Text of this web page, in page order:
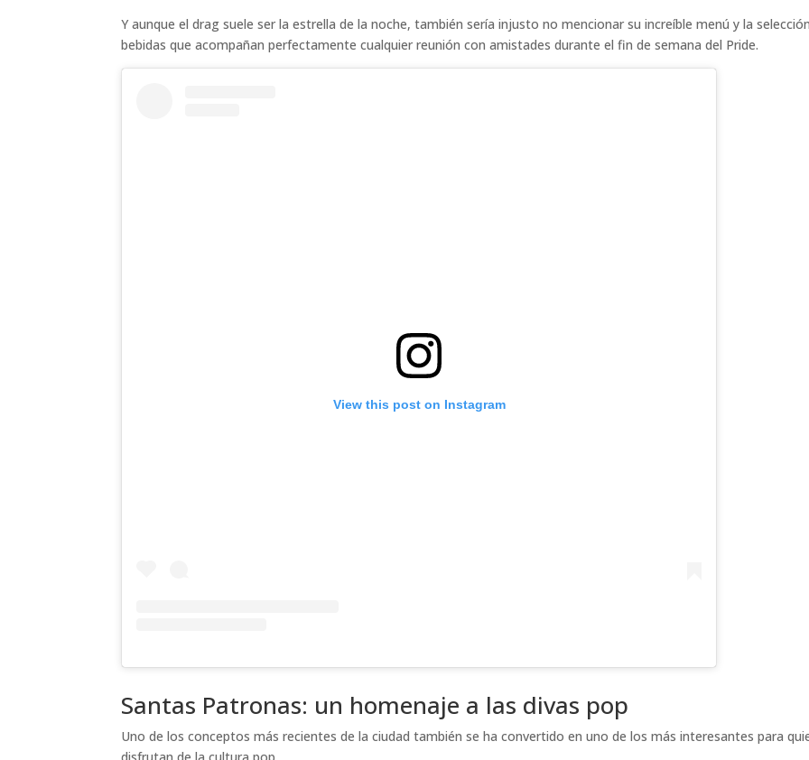
Y aunque el drag suele ser la estrella de la noche, también sería injusto no mencionar su increíble menú y la
bebidas que acompañan perfectamente cualquier reunión con amistades durante el fin de semana del Pride.
View this post on Instagram
Santas Patronas: un homenaje a las divas pop
Uno de los conceptos más recientes de la ciudad también se ha convertido en uno de los más interesantes para